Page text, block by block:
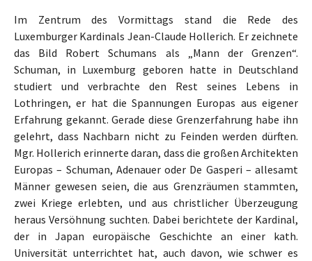
Im Zentrum des Vormittags stand die Rede des
Luxemburger Kardinals Jean-Claude Hollerich. Er zeichnete
das Bild Robert Schumans als „Mann der Grenzen“.
Schuman, in Luxemburg geboren hatte in Deutschland
studiert und verbrachte den Rest seines Lebens in
Lothringen, er hat die Spannungen Europas aus eigener
Erfahrung gekannt. Gerade diese Grenzerfahrung habe ihn
gelehrt, dass Nachbarn nicht zu Feinden werden dürften.
Mgr. Hollerich erinnerte daran, dass die großen Architekten
Europas – Schuman, Adenauer oder De Gasperi – allesamt
Männer gewesen seien, die aus Grenzräumen stammten,
zwei Kriege erlebten, und aus christlicher Überzeugung
heraus Versöhnung suchten. Dabei berichtete der Kardinal,
der in Japan europäische Geschichte an einer kath.
Universität unterrichtet hat, auch davon, wie schwer es